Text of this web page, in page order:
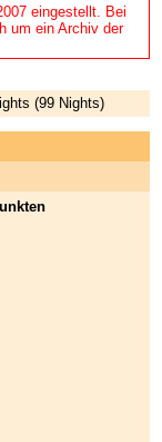
eingestellt. Bei
um ein Archiv der
(99 Nights)